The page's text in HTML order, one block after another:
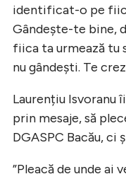
identificat-o pe
Gândește-te bine,
fiica ta urmează tu
nu gândești. Te
Laurențiu Isvoranu
prin mesaje, să
DGASPC Bacău, ci
”Pleacă de unde ai